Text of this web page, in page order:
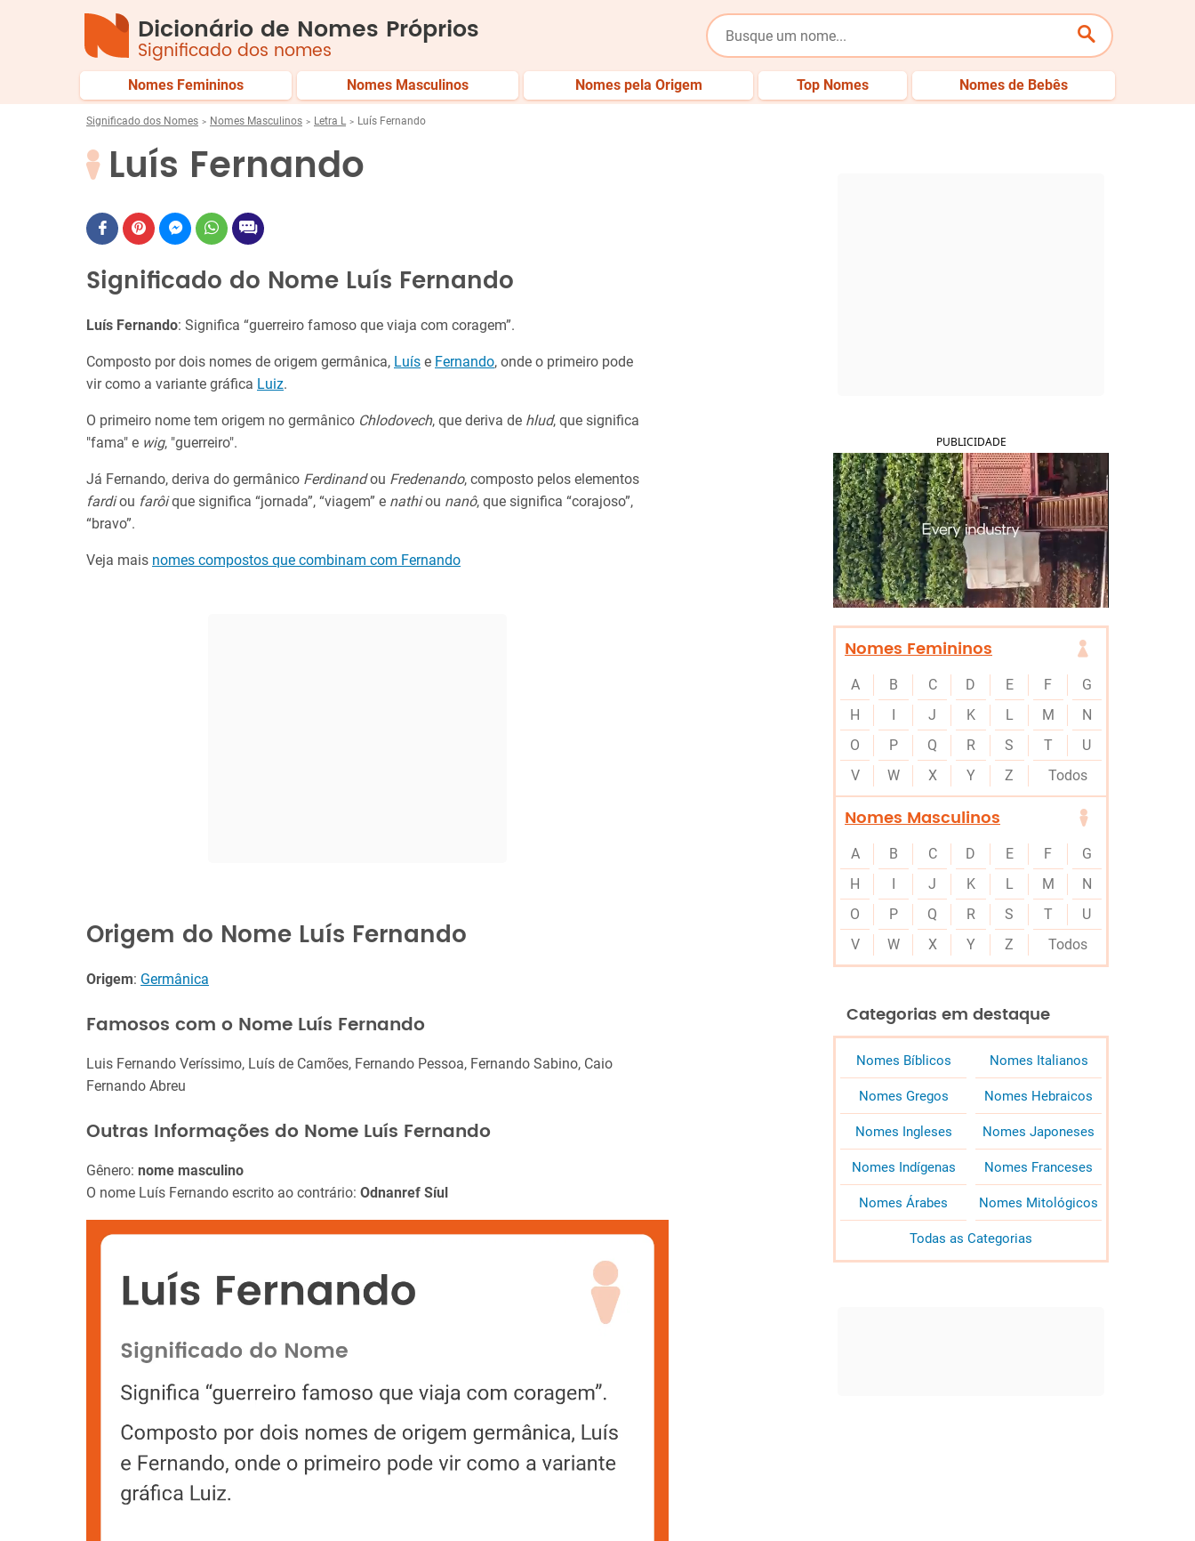
Dicionário de Nomes Próprios
Significado dos nomes
Nomes Femininos Nomes Masculinos Nomes pela Origem Top Nomes Nomes de Bebês
Significado dos Nomes Nomes Masculinos Letra L Luís Fernando
Luís Fernando
Significado do Nome Luís Fernando
Luís Fernando: Significa “guerreiro famoso que viaja com coragem”.
Composto por dois nomes de origem germânica, Luís e Fernando, onde o primeiro pode
vir como a variante gráfica Luiz.
O primeiro nome tem origem no germânico Chlodovech, que deriva de hlud, que significa
"fama" e wig, "guerreiro".
Já Fernando, deriva do germânico Ferdinandou Fredenando, composto pelos elementos
fardiou farôique significa “jornada”, “viagem” e nathiou nanô, que significa “corajoso”,
“bravo”.
Veja mais nomes compostos que combinam com Fernando
Origem do Nome Luís Fernando
Origem: Germânica
Famosos com o Nome Luís Fernando
Luis Fernando Veríssimo, Luís de Camões, Fernando Pessoa, Fernando Sabino, Caio
Fernando Abreu
Outras Informações do Nome Luís Fernando
Gênero: nome masculino
O nome Luís Fernando escrito ao contrário: Odnanref Síul
PUBLICIDADE
Nomes Femininos
A B C D E F
G
H
I J K L M
N
O
P Q R S T
U
V
W X Y Z Todos
Nomes Masculinos
A B C D E F
G
H
I J K L M
N
O
P Q R S T
U
V
W X Y Z Todos
Categorias em destaque
Nomes Bíblicos Nomes Italianos
Nomes Gregos Nomes Hebraicos
Nomes Ingleses Nomes Japoneses
Nomes Indígenas Nomes Franceses
Nomes Árabes Nomes Mitológicos
Todas as Categorias